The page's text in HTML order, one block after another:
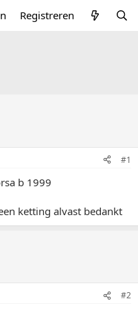
Registreren
#1
b 1999
ketting alvast bedankt
#2